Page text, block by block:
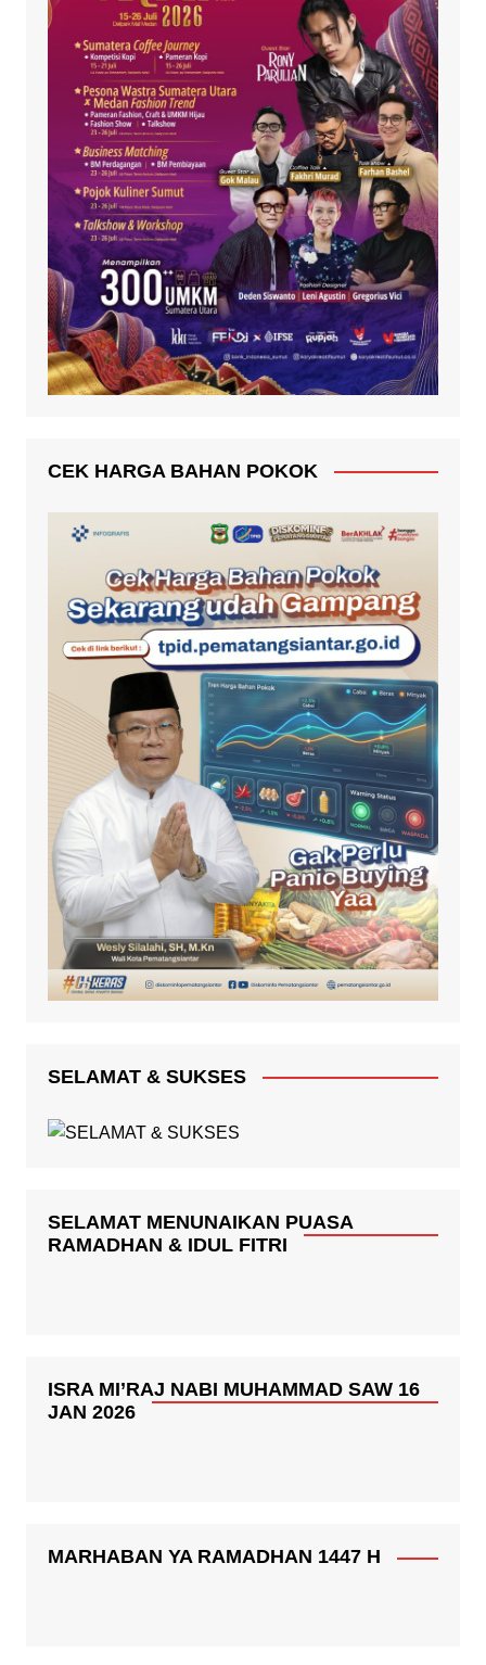
CEK HARGA BAHAN POKOK
SELAMAT & SUKSES
SELAMAT MENUNAIKAN PUASA
RAMADHAN & IDUL FITRI
ISRA MI’RAJ NABI MUHAMMAD SAW 16
JAN 2026
MARHABAN YA RAMADHAN 1447 H